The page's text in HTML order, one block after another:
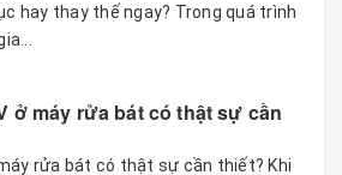
hay thay thế ngay? Trong quá trình
ở máy rửa bát có thật sự cần
rửa bát có thật sự cần thiết? Khi